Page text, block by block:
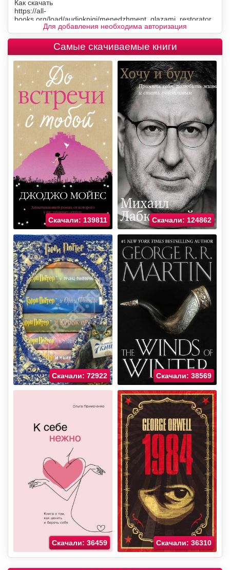
Для добавления необходима авторизация
Самые скачиваемые книги
Скачали: 139811 Скачали: 124862
Скачали: 72922 Скачали: 38569
Скачали: 36459 Скачали: 36310